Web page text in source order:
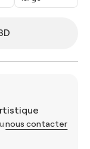
nous contacter